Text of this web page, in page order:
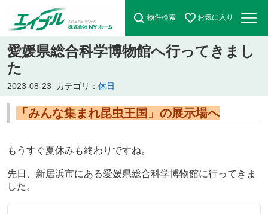
物件検索 お気に入り
愛媛県総合科学博物館へ行ってきまし
た
2023-08-23 カテゴリ： 休日
「みんな集まれ昆虫王国」の展示場へ
もうすぐ夏休みも終わりですね。
先日、新居浜市にある愛媛県総合科学博物館に行ってきま
した。